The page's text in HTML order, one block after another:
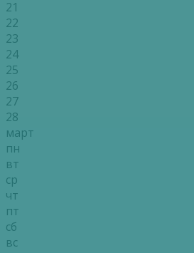
21
22
23
24
25
26
27
28
март
пн
вт
ср
чт
пт
сб
вс